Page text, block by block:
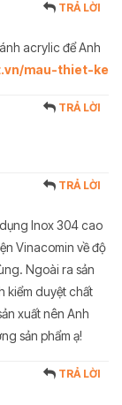
TRẢ LỜI
acrylic để Anh
mau-thiet-ke
TRẢ LỜI
TRẢ LỜI
dụng Inox 304 cao
Vinacomin về độ
Ngoài ra sản
kiểm duyệt chất
xuất nên Anh
sản phẩm ạ!
TRẢ LỜI